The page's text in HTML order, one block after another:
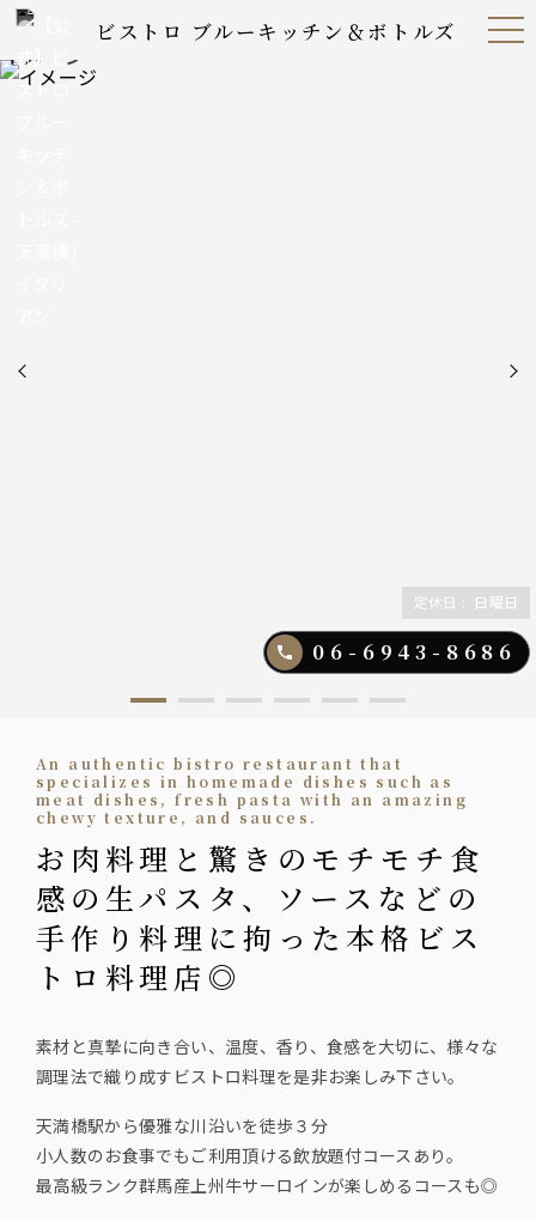
ビストロ ブルーキッチン＆ボトルズ Open
Navig
06-6943-8686
定休日 : 日曜日
An authentic bistro restaurant that
specializes in homemade dishes such as
meat dishes, fresh pasta with an amazing
chewy texture, and sauces.
お肉料理と驚きのモチモチ食
感の生パスタ、ソースなどの
手作り料理に拘った本格ビス
トロ料理店◎
素材と真摯に向き合い、温度、香り、食感を大切に、様々な
調理法で織り成すビストロ料理を是非お楽しみ下さい。
天満橋駅から優雅な川沿いを徒歩３分
小人数のお食事でもご利用頂ける飲放題付コースあり。
最高級ランク群馬産上州牛サーロインが楽しめるコースも◎